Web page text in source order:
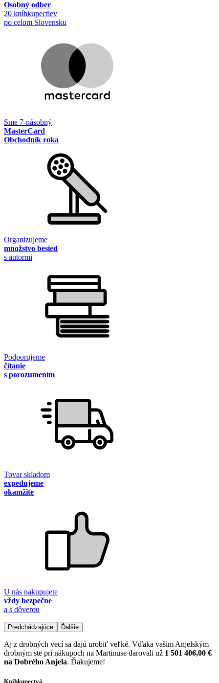
Osobný odber
20 kníhkupectiev
po celom Slovensku
Sme 7-násobný
MasterCard
Obchodník roka
Organizujeme
množstvo besied
s autormi
Podporujeme
čítanie
s porozumením
Tovar skladom
expedujeme
okamžite
U nás nakupujete
vždy bezpečne
a s dôverou
Predchádzajúce Ďalšie
Aj z drobných vecí sa dajú urobiť veľké. Vďaka vašim Anjelským
drobným ste pri nákupoch na Martinuse darovali už 1 501 406,00 €
na Dobrého Anjela. Ďakujeme!
Kníhkupectvá